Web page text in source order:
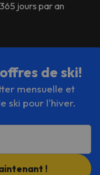
jours par an
de ski!
mensuelle et
ski pour l'hiver.
!